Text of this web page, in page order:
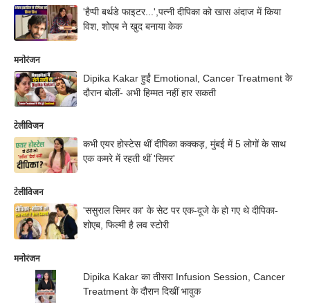
'हैप्पी बर्थडे फाइटर...',पत्नी दीपिका को खास अंदाज में किया
विश, शोएब ने खुद बनाया केक
मनोरंजन
Dipika Kakar हुईं Emotional, Cancer Treatment के
दौरान बोलीं- अभी हिम्मत नहीं हार सकती
टेलीविजन
कभी एयर होस्टेस थीं दीपिका कक्कड़, मुंबई में 5 लोगों के साथ
एक कमरे में रहती थीं 'सिमर'
टेलीविजन
'ससुराल सिमर का' के सेट पर एक-दूजे के हो गए थे दीपिका-
शोएब, फिल्मी है लव स्टोरी
मनोरंजन
Dipika Kakar का तीसरा Infusion Session, Cancer
Treatment के दौरान दिखीं भावुक